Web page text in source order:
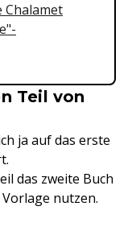
Teil von
ja auf das erste
das zweite Buch
nutzen.